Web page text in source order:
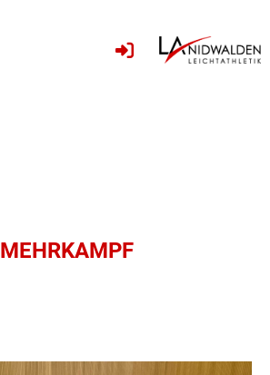
MEHRKAMPF